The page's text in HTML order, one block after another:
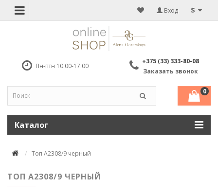
$
Вход
Пн-птн 10.00-17.00
+375 (33) 333-80-08
Заказать звонок
0
Каталог
Топ А2308/9 черный
ТОП А2308/9 ЧЕРНЫЙ